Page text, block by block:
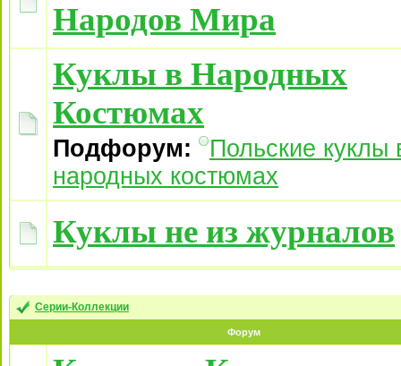
Народов Мира
Куклы в Народных
Костюмах
Подфорум:
Польские куклы
народных костюмах
Куклы не из журналов
Серии-Коллекции
Форум